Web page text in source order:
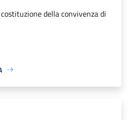
della convivenza di